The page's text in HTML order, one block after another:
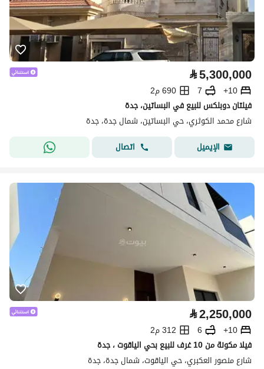
⃁5,300,000
10+
7
690 م2
فيلتان دوبلكس للبيع في البساتين، جدة
شارع محمد الكوثري، حي البساتين، شمال جدة، جدة
الإيميل
اتصال
⃁2,250,000
10+
6
312 م2
فيلا مكونة من 10 غرف للبيع بحي الياقوت ، جدة
شارع منصور العكبري، حي الياقوت، شمال جدة، جدة